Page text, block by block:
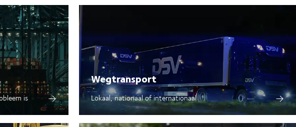
voertuigen (BEV's) in Turkije te lanceren
tegen 2030 te hebben. We vergroten ook het gebruik
we de Duurzame Ontwikkelingsdoelen van de VN
de decarbonisatie van wegtransport.
is
Wegtransport
Lokaal, nationaal of internationaal